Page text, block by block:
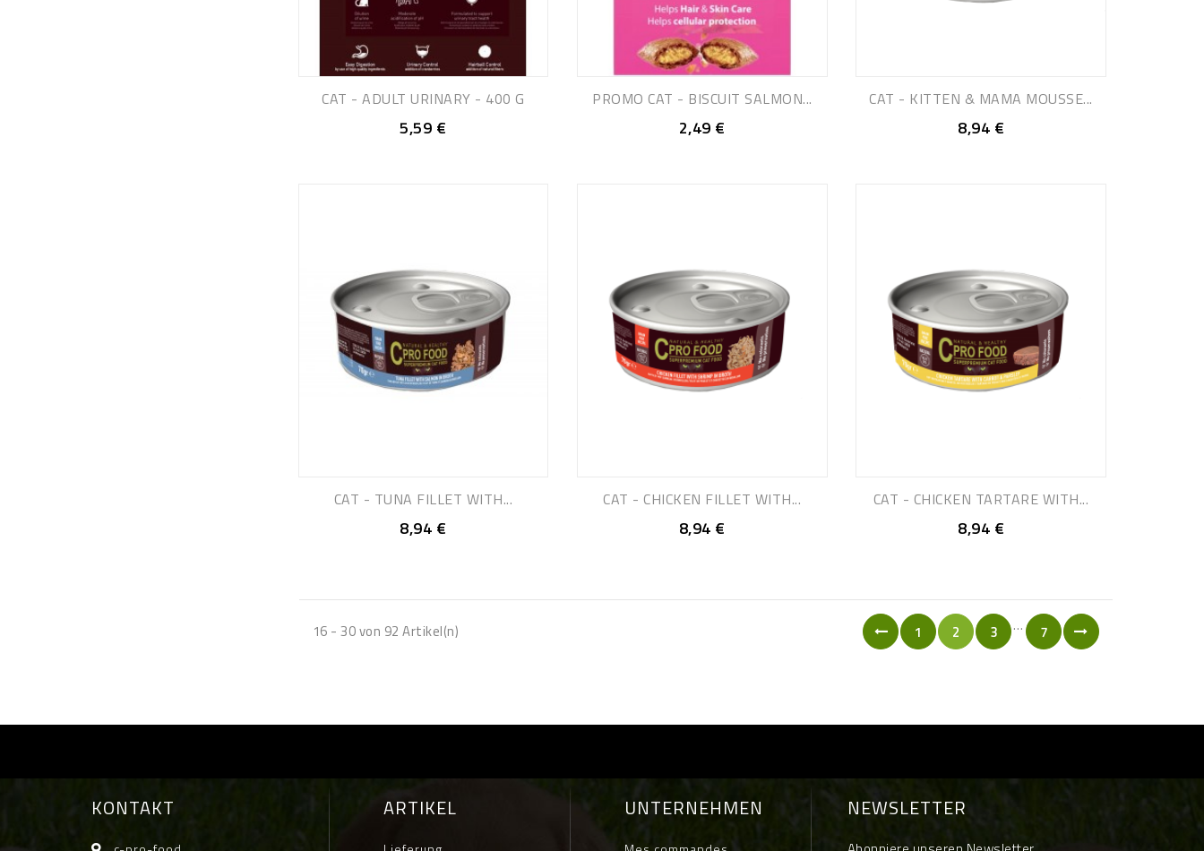
CAT - ADULT URINARY - 400 G
5,59 €
PROMO CAT - BISCUIT SALMON...
2,49 €
CAT - KITTEN & MAMA MOUSSE...
8,94 €
CAT - TUNA FILLET WITH...
8,94 €
CAT - CHICKEN FILLET WITH...
8,94 €
CAT - CHICKEN TARTARE WITH...
8,94 €
16 - 30 von 92 Artikel(n) 1 2 3 … 7
KONTAKT ARTIKEL UNTERNEHMEN NEWSLETTER